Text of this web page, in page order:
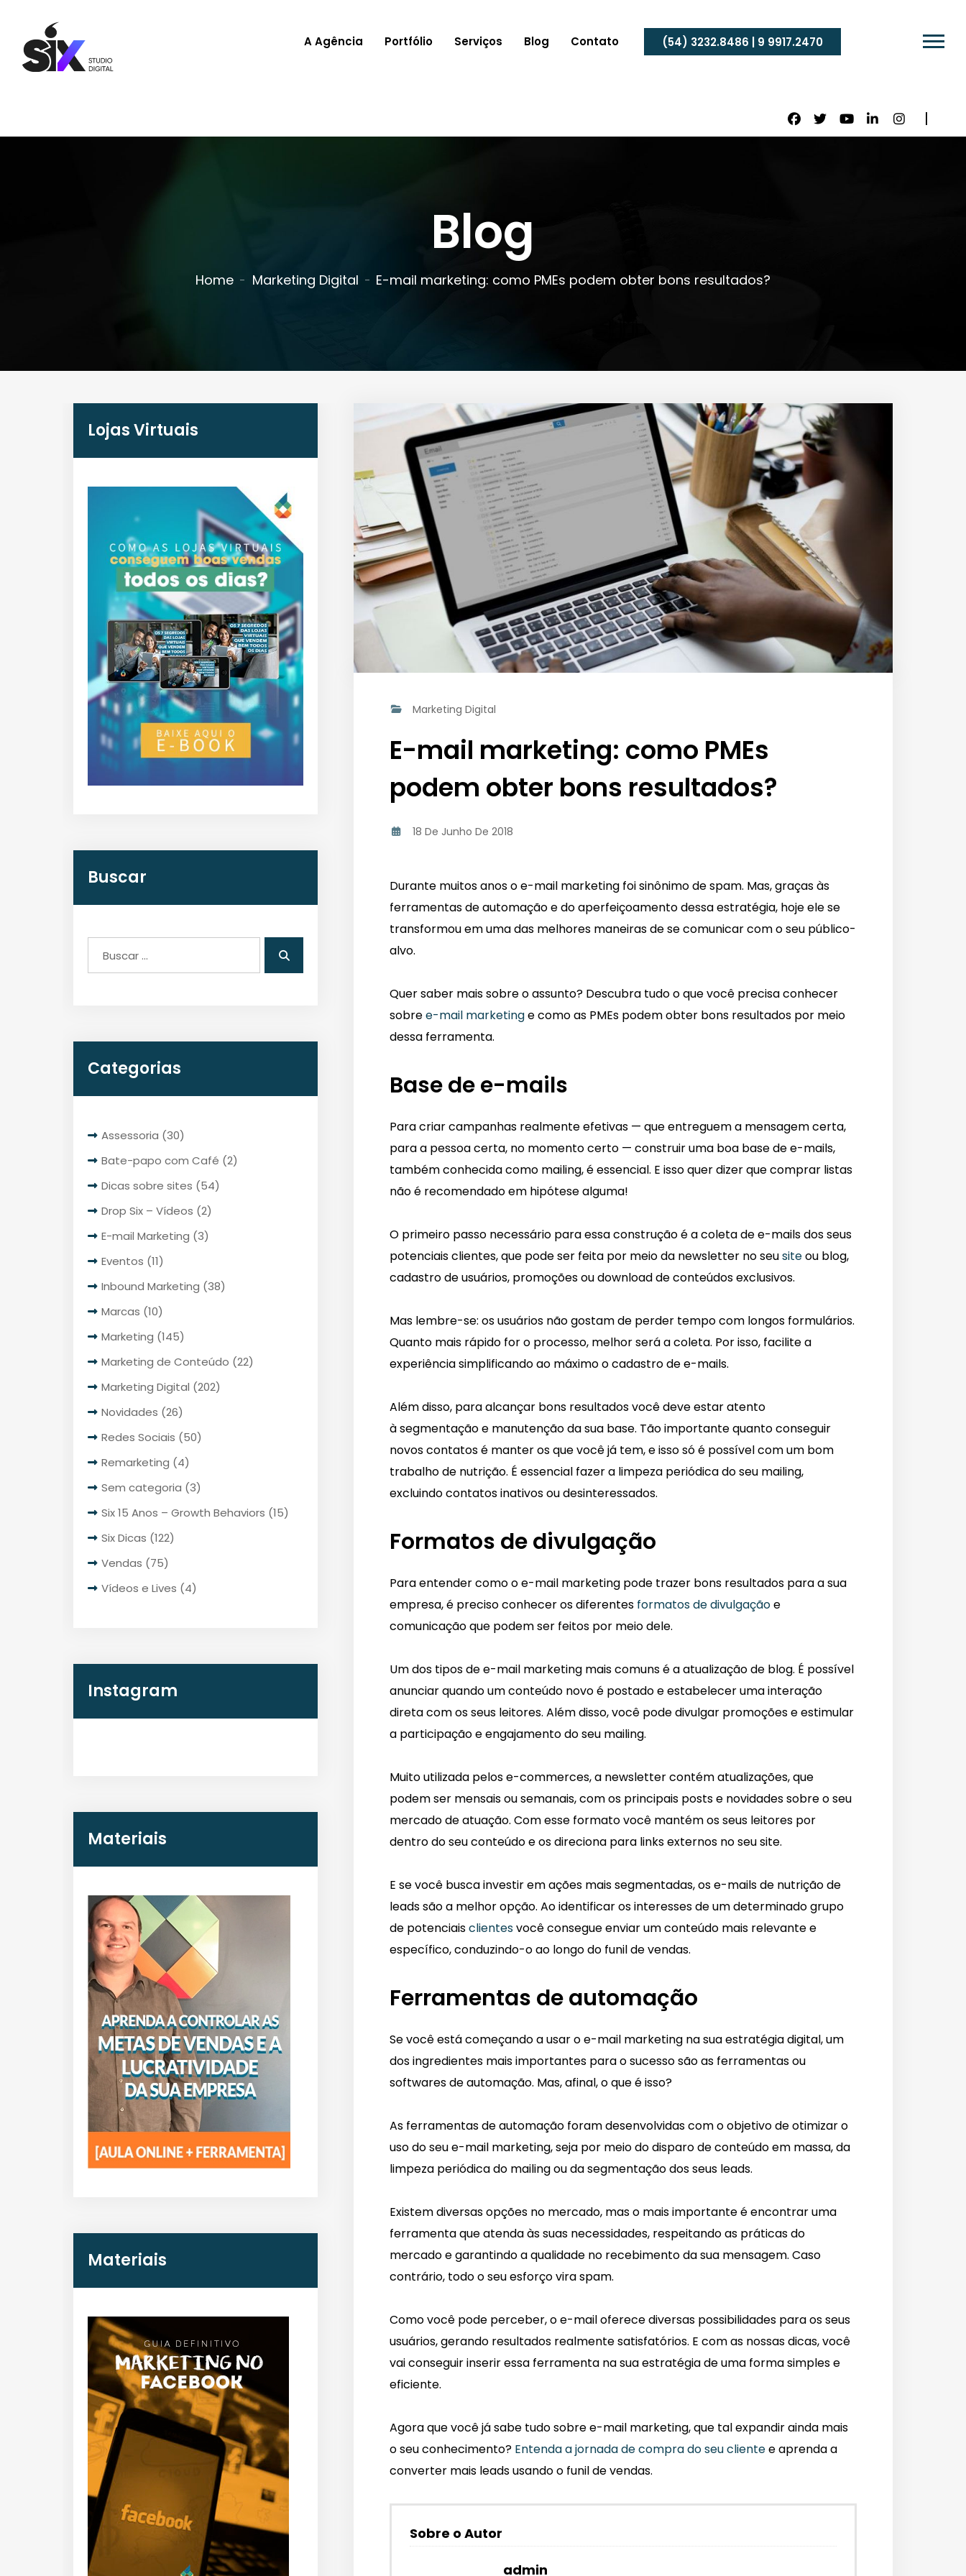
A Agência Portfólio Serviços Blog Contato (54) 3232.8486 | 9 9917.2470
Blog
Home Marketing Digital E-mail marketing: como PMEs podem obter bons resultados?
Lojas Virtuais
Buscar
Categorias
Assessoria (30)
Bate-papo com Café (2)
Dicas sobre sites (54)
Drop Six – Vídeos (2)
E-mail Marketing (3)
Eventos (11)
Inbound Marketing (38)
Marcas (10)
Marketing (145)
Marketing de Conteúdo (22)
Marketing Digital (202)
Novidades (26)
Redes Sociais (50)
Remarketing (4)
Sem categoria (3)
Six 15 Anos – Growth Behaviors (15)
Six Dicas (122)
Vendas (75)
Vídeos e Lives (4)
Instagram
Materiais
Materiais
Marketing Digital
E-mail marketing: como PMEs
podem obter bons resultados?
18 De Junho De 2018
Durante muitos anos o e-mail marketing foi sinônimo de spam. Mas, graças às
ferramentas de automação e do aperfeiçoamento dessa estratégia, hoje ele se
transformou em uma das melhores maneiras de se comunicar com o seu público-
alvo.
Quer saber mais sobre o assunto? Descubra tudo o que você precisa conhecer
sobree-mail marketinge como as PMEs podem obter bons resultados por meio
dessa ferramenta.
Base de e-mails
Para criar campanhas realmente efetivas — que entreguem a mensagem certa,
para a pessoa certa, no momento certo — construir uma boa base de e-mails,
também conhecida como mailing, é essencial. E isso quer dizer que comprar listas
não é recomendado em hipótese alguma!
O primeiro passo necessário para essa construção é a coleta de e-mails dos seus
potenciais clientes, que pode ser feita por meio da newsletter no seusiteou blog,
cadastro de usuários, promoções ou download de conteúdos exclusivos.
Mas lembre-se: os usuários não gostam de perder tempo com longos formulários.
Quanto mais rápido for o processo, melhor será a coleta. Por isso, facilite a
experiência simplificando ao máximo o cadastro de e-mails.
Além disso, para alcançar bons resultados você deve estar atento
à segmentação e manutenção da sua base. Tão importante quanto conseguir
novos contatos é manter os que você já tem, e isso só é possível com um bom
trabalho de nutrição. É essencial fazer a limpeza periódica do seu mailing,
excluindo contatos inativos ou desinteressados.
Formatos de divulgação
Para entender como o e-mail marketing pode trazer bons resultados para a sua
empresa, é preciso conhecer os diferentes formatos de divulgaçãoe
comunicação que podem ser feitos por meio dele.
Um dos tipos de e-mail marketing mais comuns é a atualização de blog. É possível
anunciar quando um conteúdo novo é postado e estabelecer uma interação
direta com os seus leitores. Além disso, você pode divulgar promoções e estimular
a participação e engajamento do seu mailing.
Muito utilizada pelos e-commerces, a newsletter contém atualizações, que
podem ser mensais ou semanais, com os principais posts e novidades sobre o seu
mercado de atuação. Com esse formato você mantém os seus leitores por
dentro do seu conteúdo e os direciona para links externos no seu site.
E se você busca investir em ações mais segmentadas, os e-mails de nutrição de
leads são a melhor opção. Ao identificar os interesses de um determinado grupo
de potenciaisclientesvocê consegue enviar um conteúdo mais relevante e
específico, conduzindo-o ao longo do funil de vendas.
Ferramentas de automação
Se você está começando a usar o e-mail marketing na sua estratégia digital, um
dos ingredientes mais importantes para o sucesso são as ferramentas ou
softwares de automação. Mas, afinal, o que é isso?
As ferramentas de automação foram desenvolvidas com o objetivo de otimizar o
uso do seu e-mail marketing, seja por meio do disparo de conteúdo em massa, da
limpeza periódica do mailing ou da segmentação dos seus leads.
Existem diversas opções no mercado, mas o mais importante é encontrar uma
ferramenta que atenda às suas necessidades, respeitando as práticas do
mercado e garantindo a qualidade no recebimento da sua mensagem. Caso
contrário, todo o seu esforço vira spam.
Como você pode perceber, o e-mail oferece diversas possibilidades para os seus
usuários, gerando resultados realmente satisfatórios. E com as nossas dicas, você
vai conseguir inserir essa ferramenta na sua estratégia de uma forma simples e
eficiente.
Agora que você já sabe tudo sobre e-mail marketing, que tal expandir ainda mais
o seu conhecimento? Entenda a jornada de compra do seu clientee aprenda a
converter mais leads usando o funil de vendas.
Sobre o Autor
admin